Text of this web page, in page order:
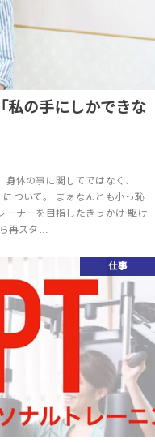
私の手にしかできな
体の事に関してではなく、
について。 まぁなんとも小っ恥
ーナーを目指したきっかけ 駆け
再スタ…
仕事